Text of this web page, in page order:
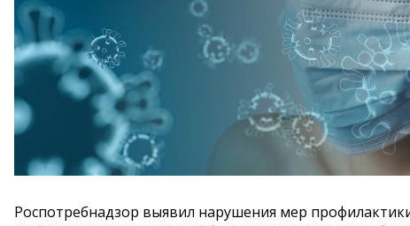
Роспотребнадзор выявил нарушения мер